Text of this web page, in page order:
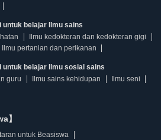
untuk belajar Ilmu sains
Ilmu kedokteran dan kedokteran gigi
Ilmu pertanian dan perikanan
belajar Ilmu sosial sains
guru
Ilmu sains kehidupan
Ilmu seni
】
untuk Beasiswa